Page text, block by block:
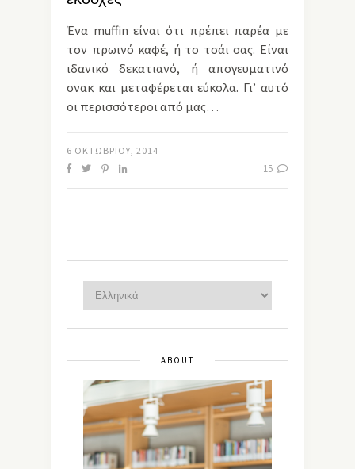
Ένα muffin είναι ότι πρέπει παρέα με
τον πρωινό καφέ, ή το τσάι σας. Είναι
ιδανικό δεκατιανό, ή απογευματινό
σνακ και μεταφέρεται εύκολα. Γι’ αυτό
οι περισσότεροι από μας…
6 ΟΚΤΩΒΡΊΟΥ, 2014
15
ABOUT